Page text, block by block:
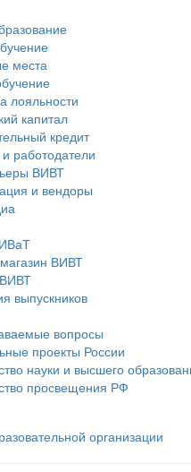
места
лояльности
капитал
кредит
работодатели
ВИВТ
и вендоры
ВИВТ
выпускников
вопросы
проекты России
науки и высшего
просвещения РФ
организации